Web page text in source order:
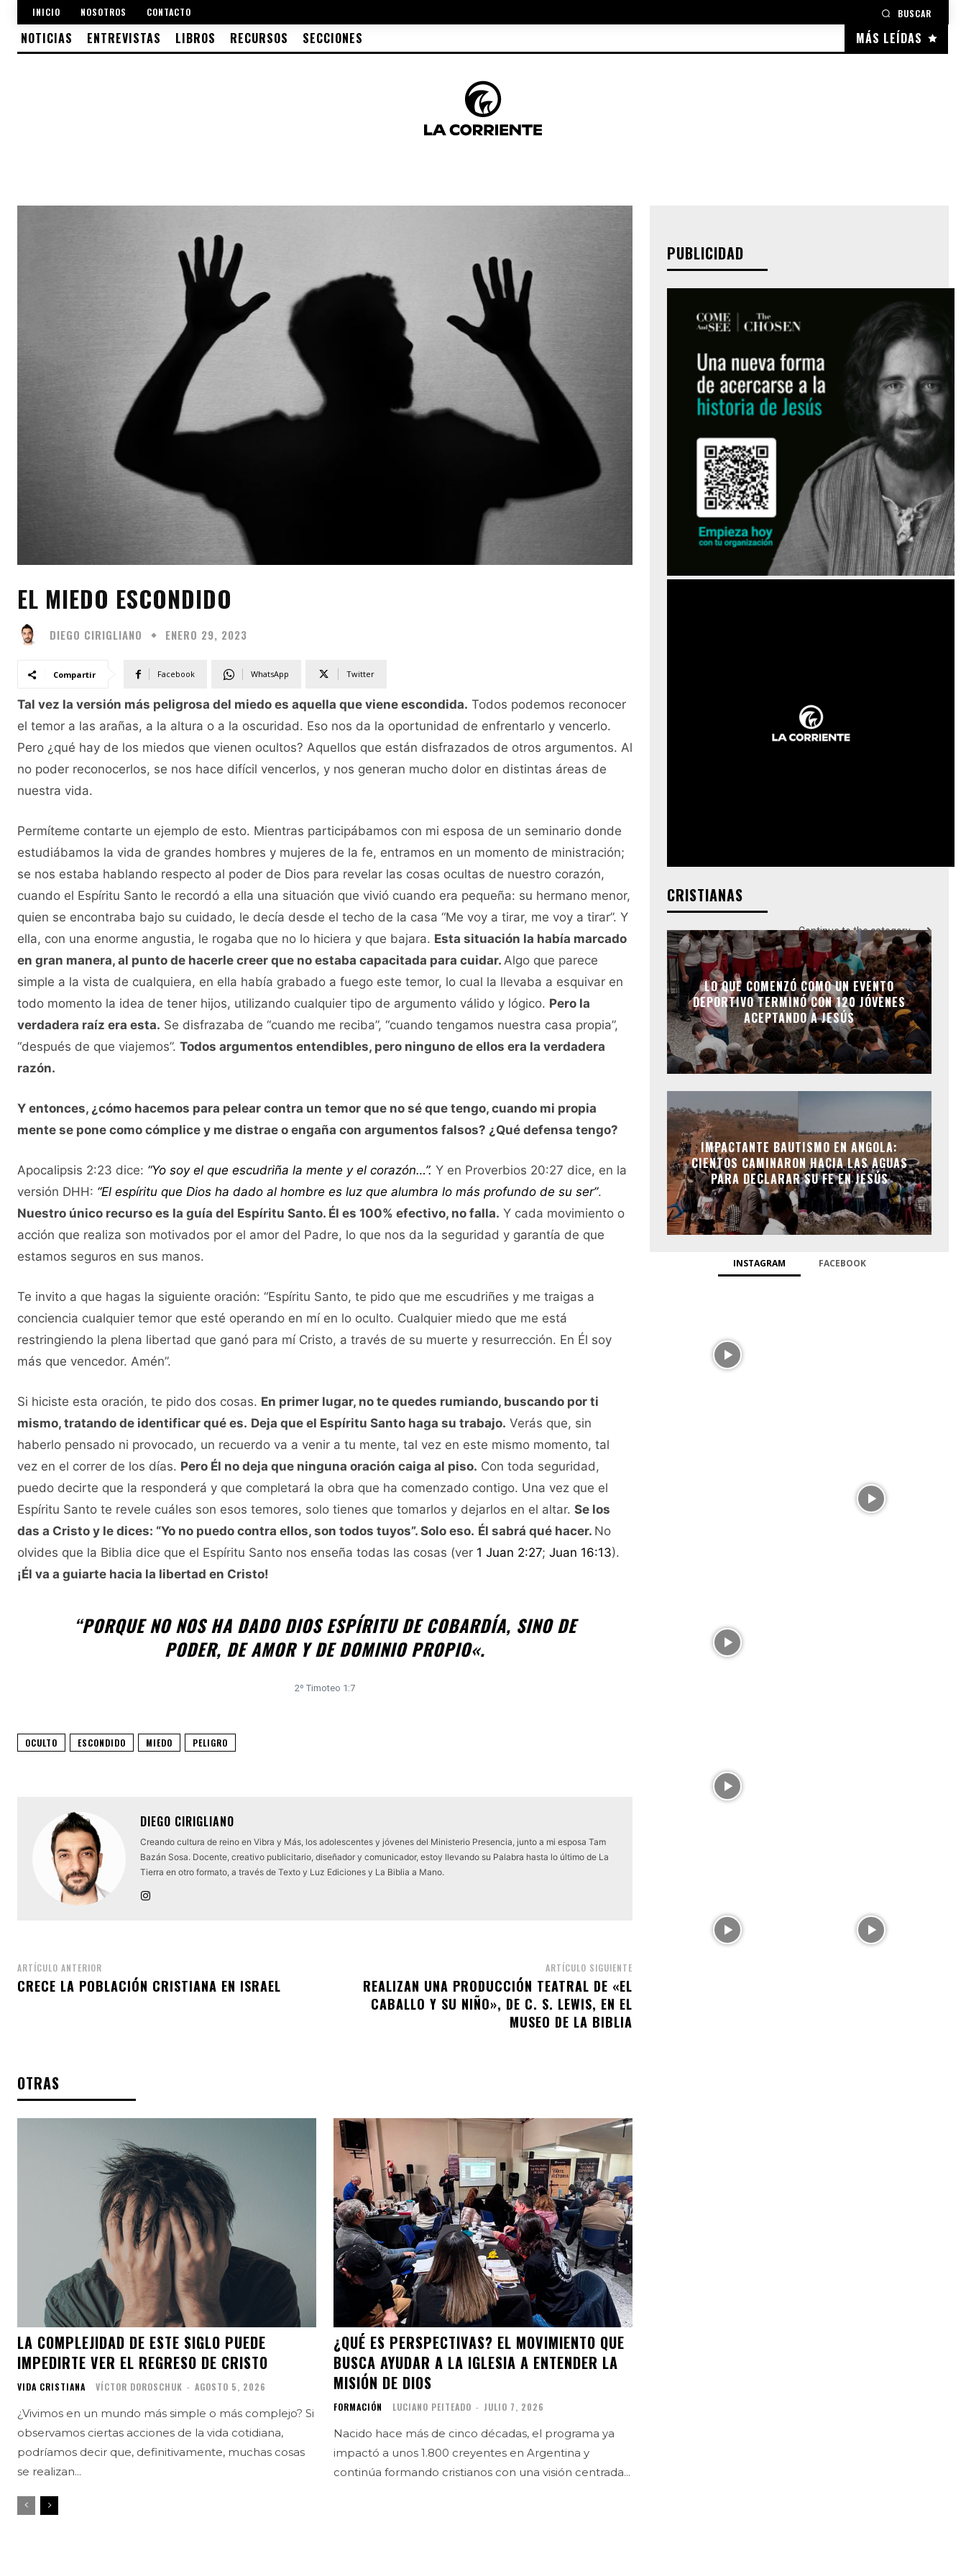
INICIO NOSOTROS CONTACTO BUSCAR
MÁS LEÍDAS
NOTICIAS ENTREVISTAS LIBROS RECURSOS SECCIONES
EL MIEDO ESCONDIDO
DIEGO CIRIGLIANO ENERO 29, 2023
Compartir Facebook Twitter
WhatsApp
Tal vez la versión más peligrosa del miedo es aquella que viene escondida. Todos podemos reconocer
el temor a las arañas, a la altura o a la oscuridad. Eso nos da la oportunidad de enfrentarlo y vencerlo.
Pero ¿qué hay de los miedos que vienen ocultos? Aquellos que están disfrazados de otros argumentos. Al
no poder reconocerlos, se nos hace difícil vencerlos, y nos generan mucho dolor en distintas áreas de
nuestra vida.
Permíteme contarte un ejemplo de esto. Mientras participábamos con mi esposa de un seminario donde
estudiábamos la vida de grandes hombres y mujeres de la fe, entramos en un momento de ministración;
se nos estaba hablando respecto al poder de Dios para revelar las cosas ocultas de nuestro corazón,
cuando el Espíritu Santo le recordó a ella una situación que vivió cuando era pequeña: su hermano menor,
quien se encontraba bajo su cuidado, le decía desde el techo de la casa “Me voy a tirar, me voy a tirar”. Y
ella, con una enorme angustia, le rogaba que no lo hiciera y que bajara. Esta situación la había marcado
en gran manera, al punto de hacerle creer que no estaba capacitada para cuidar. Algo que parece
simple a la vista de cualquiera, en ella había grabado a fuego este temor, lo cual la llevaba a esquivar en
todo momento la idea de tener hijos, utilizando cualquier tipo de argumento válido y lógico. Pero la
verdadera raíz era esta. Se disfrazaba de “cuando me reciba”, “cuando tengamos nuestra casa propia”,
“después de que viajemos”. Todos argumentos entendibles, pero ninguno de ellos era la verdadera
razón.
Y entonces, ¿cómo hacemos para pelear contra un temor que no sé que tengo, cuando mi propia
mente se pone como cómplice y me distrae o engaña con argumentos falsos? ¿Qué defensa tengo?
Apocalipsis 2:23 dice: “Yo soy el que escudriña la mente y el corazón…”. Y en Proverbios 20:27 dice, en la
versión DHH: “El espíritu que Dios ha dado al hombre es luz que alumbra lo más profundo de su ser”.
Nuestro único recurso es la guía del Espíritu Santo. Él es 100% efectivo, no falla. Y cada movimiento o
acción que realiza son motivados por el amor del Padre, lo que nos da la seguridad y garantía de que
estamos seguros en sus manos.
Te invito a que hagas la siguiente oración: “Espíritu Santo, te pido que me escudriñes y me traigas a
conciencia cualquier temor que esté operando en mí en lo oculto. Cualquier miedo que me está
restringiendo la plena libertad que ganó para mí Cristo, a través de su muerte y resurrección. En Él soy
más que vencedor. Amén”.
Si hiciste esta oración, te pido dos cosas. En primer lugar, no te quedes rumiando, buscando por ti
mismo, tratando de identificar qué es. Deja que el Espíritu Santo haga su trabajo. Verás que, sin
haberlo pensado ni provocado, un recuerdo va a venir a tu mente, tal vez en este mismo momento, tal
vez en el correr de los días. Pero Él no deja que ninguna oración caiga al piso. Con toda seguridad,
puedo decirte que la responderá y que completará la obra que ha comenzado contigo. Una vez que el
Espíritu Santo te revele cuáles son esos temores, solo tienes que tomarlos y dejarlos en el altar. Se los
das a Cristo y le dices: “Yo no puedo contra ellos, son todos tuyos”. Solo eso. Él sabrá qué hacer. No
olvides que la Biblia dice que el Espíritu Santo nos enseña todas las cosas (ver 1 Juan 2:27; Juan 16:13).
¡Él va a guiarte hacia la libertad en Cristo!
“PORQUE NO NOS HA DADO DIOS ESPÍRITU DE COBARDÍA, SINO DE
PODER, DE AMOR Y DE DOMINIO PROPIO«.
2º Timoteo 1:7
OCULTO ESCONDIDO MIEDO PELIGRO
DIEGO CIRIGLIANO
Creando cultura de reino en Vibra y Más, los adolescentes y jóvenes del Ministerio Presencia, junto a mi esposa Tam
Bazán Sosa. Docente, creativo publicitario, diseñador y comunicador, estoy llevando su Palabra hasta lo último de La
Tierra en otro formato, a través de Texto y Luz Ediciones y La Biblia a Mano.
ARTÍCULO ANTERIOR
CRECE LA POBLACIÓN CRISTIANA EN ISRAEL
ARTÍCULO SIGUIENTE
REALIZAN UNA PRODUCCIÓN TEATRAL DE «EL
CABALLO Y SU NIÑO», DE C. S. LEWIS, EN EL
MUSEO DE LA BIBLIA
OTRAS
LA COMPLEJIDAD DE ESTE SIGLO PUEDE
IMPEDIRTE VER EL REGRESO DE CRISTO
VIDA CRISTIANA VÍCTOR DOROSCHUK - AGOSTO 5, 2026
¿Vivimos en un mundo más simple o más complejo? Si
observamos ciertas acciones de la vida cotidiana,
podríamos decir que, definitivamente, muchas cosas
se realizan...
¿QUÉ ES PERSPECTIVAS? EL MOVIMIENTO QUE
BUSCA AYUDAR A LA IGLESIA A ENTENDER LA
MISIÓN DE DIOS
FORMACIÓN LUCIANO PEITEADO - JULIO 7, 2026
Nacido hace más de cinco décadas, el programa ya
impactó a unos 1.800 creyentes en Argentina y
continúa formando cristianos con una visión centrada...
PUBLICIDAD
CRISTIANAS
Continue to the category
LO QUE COMENZÓ COMO UN EVENTO
DEPORTIVO TERMINÓ CON 120 JÓVENES
ACEPTANDO A JESÚS
IMPACTANTE BAUTISMO EN ANGOLA:
CIENTOS CAMINARON HACIA LAS AGUAS
PARA DECLARAR SU FE EN JESÚS
INSTAGRAM FACEBOOK